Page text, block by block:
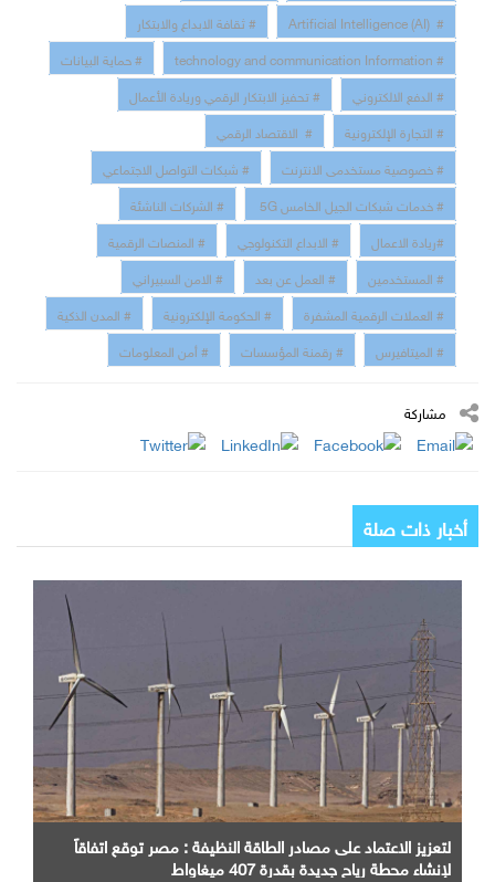
# Artificial Intelligence (AI)
# ثقافة الابداع والابتكار
# technology and communication Information
# حماية البيانات
# الدفع الالكتروني
# تحفيز الابتكار الرقمي وريادة الأعمال
# التجارة الإلكترونية
# الاقتصاد الرقمي
# خصوصية مستخدمى الانترنت
# شبكات التواصل الاجتماعي
# خدمات شبكات الجيل الخامس 5G
# الشركات الناشئة
#ريادة الاعمال
# الابداع التكنولوجي
# المنصات الرقمية
# المستخدمين
# العمل عن بعد
# الامن السبيراني
# العملات الرقمية المشفرة
# الحكومة الإلكترونية
# المدن الذكية
# الميتافيرس
# رقمنة المؤسسات # أمن المعلومات
مشاركة
أخبار ذات صلة
لتعزيز الاعتماد على مصادر الطاقة النظيفة : مصر توقع اتفاقاً
لإنشاء محطة رياح جديدة بقدرة 407 ميغاواط